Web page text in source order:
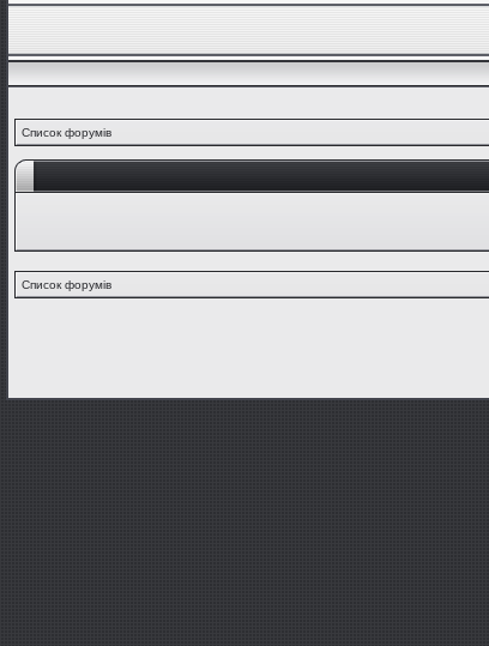
Список форумів
Список форумів